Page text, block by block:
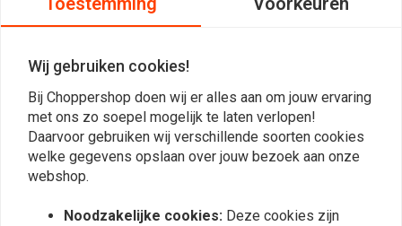
StÃ©phane T.
Zoals verwacht goed product.
Wij gebruiken cookies!
Bij Choppershop doen wij er alles aan om jouw ervaring
met ons zo soepel mogelijk te laten verlopen!
Daarvoor gebruiken wij verschillende soorten cookies
welke gegevens opslaan over jouw bezoek aan onze
webshop.
Noodzakelijke cookies: Deze cookies zijn